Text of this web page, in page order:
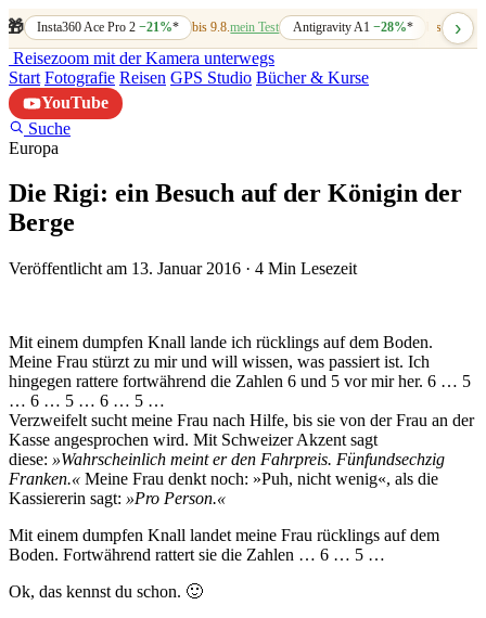
🎁 Insta360 Ace Pro 2−21%* bis 9.8.mein Test Antigravity A1 −28%* bis 7.8.
›
Reisezoom mit der Kamera unterwegs
Start Fotografie Reisen GPS Studio Bücher & Kurse
YouTube
Suche
Europa
Die Rigi: ein Besuch auf der Königin der
Berge
Veröffentlicht am 13. Januar 2016 · 4 Min Lesezeit
Mit einem dumpfen Knall lande ich rücklings auf dem Boden.
Meine Frau stürzt zu mir und will wissen, was passiert ist. Ich
hingegen rattere fortwährend die Zahlen 6 und 5 vor mir her. 6 … 5
… 6 … 5 … 6 … 5 …
Verzweifelt sucht meine Frau nach Hilfe, bis sie von der Frau an der
Kasse angesprochen wird. Mit Schweizer Akzent sagt
diese: »Wahrscheinlich meint er den Fahrpreis. Fünfundsechzig
Franken.« Meine Frau denkt noch: »Puh, nicht wenig«, als die
Kassiererin sagt: »Pro Person.«
Mit einem dumpfen Knall landet meine Frau rücklings auf dem
Boden. Fortwährend rattert sie die Zahlen … 6 … 5 …
Ok, das kennst du schon. 🙂